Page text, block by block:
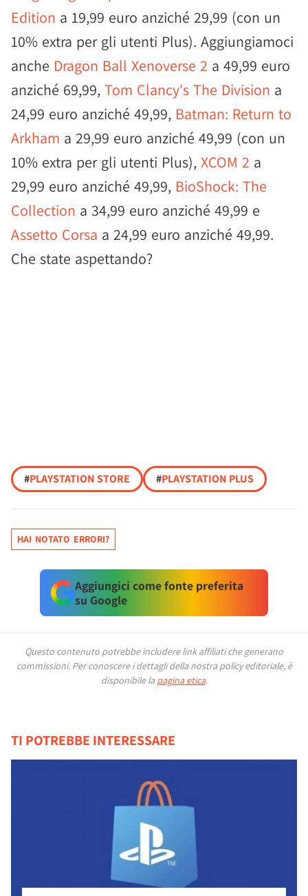
Edition a 19,99 euro anziché 29,99 (con un
10% extra per gli utenti Plus). Aggiungiamoci
anche Dragon Ball Xenoverse 2 a 49,99 euro
anziché 69,99, Tom Clancy's The Division a
24,99 euro anziché 49,99, Batman: Return to
Arkham a 29,99 euro anziché 49,99 (con un
10% extra per gli utenti Plus), XCOM 2 a
29,99 euro anziché 49,99, BioShock: The
Collection a 34,99 euro anziché 49,99 e
Assetto Corsa a 24,99 euro anziché 49,99.
Che state aspettando?
#PLAYSTATION STORE #PLAYSTATION PLUS
HAI NOTATO ERRORI?
Aggiungici come fonte preferita
su Google
Questo contenuto potrebbe includere link affiliati che generano
commissioni. Per conoscere i dettagli della nostra policy editoriale, è
disponibile la pagina etica.
TI POTREBBE INTERESSARE